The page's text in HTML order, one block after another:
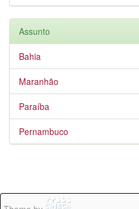
Assunto
Bahia
Maranhão
Paraíba
Pernambuco